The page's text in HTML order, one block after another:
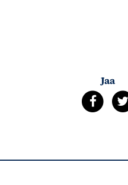
Jaa